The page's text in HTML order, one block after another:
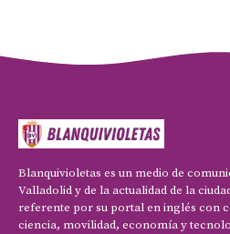
Blanquivioletas es un medio de
Valladolid y de la actualidad de la
referente por su portal en inglés con
ciencia, movilidad, economía y